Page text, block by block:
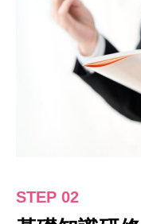
STEP 02